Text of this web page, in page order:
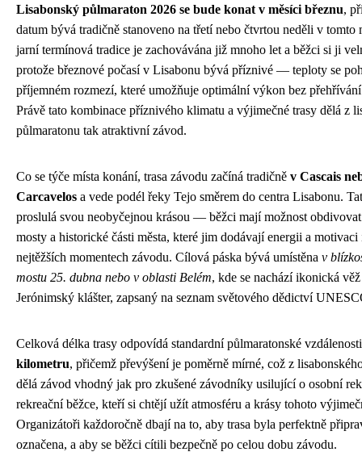
Lisabonský půlmaraton 2026 se bude konat v měsíci březnu,
datum bývá tradičně stanoveno na třetí nebo čtvrtou neděli v tomto
jarní termínová tradice je zachovávána již mnoho let a běžci si ji
protože březnové počasí v Lisabonu bývá příznivé — teploty se
příjemném rozmezí, které umožňuje optimální výkon bez
Právě tato kombinace příznivého klimatu a výjimečné trasy dělá z
půlmaratonu tak atraktivní závod.
Co se týče místa konání, trasa závodu začíná tradičně v Cascais
Carcavelos a vede podél řeky Tejo směrem do centra Lisabonu.
proslulá svou neobyčejnou krásou — běžci mají možnost
mosty a historické části města, které jim dodávají energii a motivaci
nejtěžších momentech závodu. Cílová páska bývá umístěna v
mostu 25. dubna nebo v oblasti Belém, kde se nachází ikonická
Jerónimský klášter, zapsaný na seznam světového dědictví
Celková délka trasy odpovídá standardní půlmaratonské
kilometru, přičemž převýšení je poměrně mírné, což z
dělá závod vhodný jak pro zkušené závodníky usilující o osobní
rekreační běžce, kteří si chtějí užít atmosféru a krásy tohoto
Organizátoři každoročně dbají na to, aby trasa byla perfektně
označena, a aby se běžci cítili bezpečně po celou dobu závodu.